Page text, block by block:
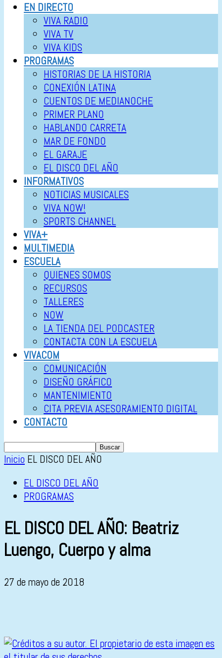
EN DIRECTO
VIVA RADIO
VIVA TV
VIVA KIDS
PROGRAMAS
HISTORIAS DE LA HISTORIA
CONEXIÓN LATINA
CUENTOS DE MEDIANOCHE
PRIMER PLANO
HABLANDO CARRETA
MAR DE FONDO
EL GARAJE
EL DISCO DEL AÑO
INFORMATIVOS
NOTICIAS MUSICALES
VIVA NOW!
SPORTS CHANNEL
VIVA+
MULTIMEDIA
ESCUELA
QUIENES SOMOS
RECURSOS
TALLERES
NOW
LA TIENDA DEL PODCASTER
CONTACTA CON LA ESCUELA
VIVACOM
COMUNICACIÓN
DISEÑO GRÁFICO
MANTENIMIENTO
CITA PREVIA ASESORAMIENTO DIGITAL
CONTACTO
Inicio EL DISCO DEL AÑO
EL DISCO DEL AÑO
PROGRAMAS
EL DISCO DEL AÑO: Beatriz
Luengo, Cuerpo y alma
27 de mayo de 2018